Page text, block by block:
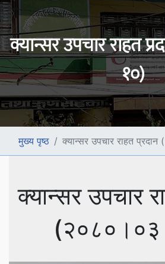
क्यान्सर उपचार राहत
१०)
मुख्य पृष्ठ क्यान्सर उपचार राहत
क्यान्सर उपचार